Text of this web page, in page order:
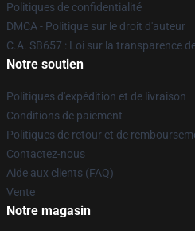
Politiques de confidentialité
DMCA - Politique sur le droit d'auteur
C.A. SB657 : Loi sur la transparence
Notre soutien
Politiques d'expédition et de livraison
Conditions de paiement
Politiques de retour et de
Contactez-nous
Aide aux clients (FAQ)
Vente
Notre magasin